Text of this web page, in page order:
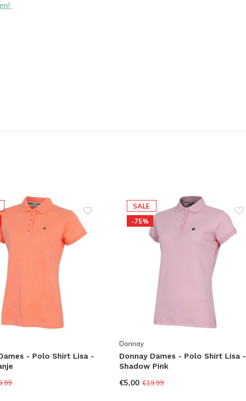
- Polo Shirt Lisa -
SALE
-75%
Donnay
Donnay Dames - Polo Shirt Lisa -
Shadow Pink
€5,00 €19,99